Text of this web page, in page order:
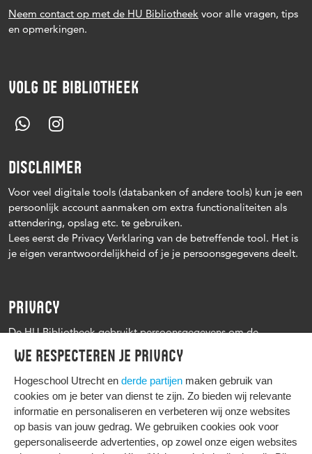
We respecteren je privacy
Hogeschool Utrecht en derde partijen maken gebruik van
cookies om je beter van dienst te zijn. Zo bieden wij relevante
informatie en personaliseren en verbeteren wij onze websites
op basis van jouw gedrag. We gebruiken cookies ook voor
gepersonaliseerde advertenties, op zowel onze eigen websites
Neem contact op met de HU Bibliotheek voor alle vragen, tips
en opmerkingen.
VOLG DE BIBLIOTHEEK
DISCLAIMER
Voor veel digitale tools (databanken of andere tools) kun je een
persoonlijk account aanmaken om extra functionaliteiten als
attendering, opslag etc. te gebruiken.
Lees eerst de Privacy Verklaring van de betreffende tool. Het is
je eigen verantwoordelijkheid of je je persoonsgegevens deelt.
PRIVACY
De HU Bibliotheek gebruikt persoonsgegevens om de
leenprocedure te kunnen uitvoeren, onder andere voor het
versturen van herinneringen en informatie over reserveringen.
Zie verder het Privacy statement Hogeschool Utrecht
HIER KOMT ALLES SAMEN